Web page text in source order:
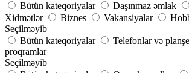
Bütün kateqoriyalar
Daşınmaz əmlak
Xidmətlər
Biznes Vakansiyalar
Seçilməyib
Bütün kateqoriyalar
Telefonlar və
proqramlar
Seçilməyib